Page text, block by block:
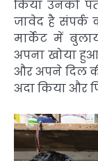
किया उनको
जावेद है संपर्क
मार्केट में
अपना खोया
और अपने दिल
अदा किया और
Video
Player